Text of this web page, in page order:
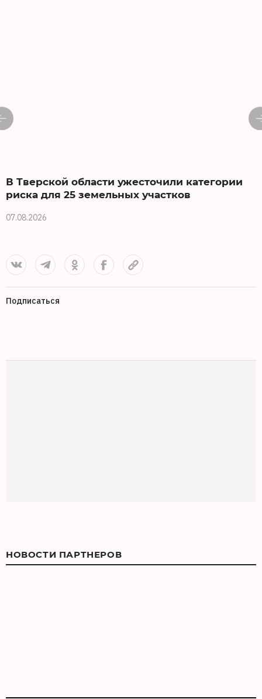
В Тверской области ужесточили категории
риска для 25 земельных участков
07.08.2026
Подписаться
НОВОСТИ ПАРТНЕРОВ